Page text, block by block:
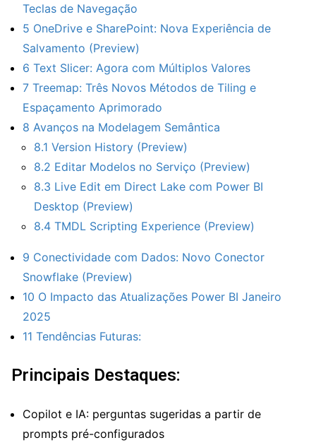
Teclas de Navegação
5 OneDrive e SharePoint: Nova Experiência de
Salvamento (Preview)
6 Text Slicer: Agora com Múltiplos Valores
7 Treemap: Três Novos Métodos de Tiling e
Espaçamento Aprimorado
8 Avanços na Modelagem Semântica
8.1 Version History (Preview)
8.2 Editar Modelos no Serviço (Preview)
8.3 Live Edit em Direct Lake com Power BI
Desktop (Preview)
8.4 TMDL Scripting Experience (Preview)
9 Conectividade com Dados: Novo Conector
Snowflake (Preview)
10 O Impacto das Atualizações Power BI Janeiro
2025
11 Tendências Futuras:
Principais Destaques:
Copilot e IA: perguntas sugeridas a partir de
prompts pré-configurados